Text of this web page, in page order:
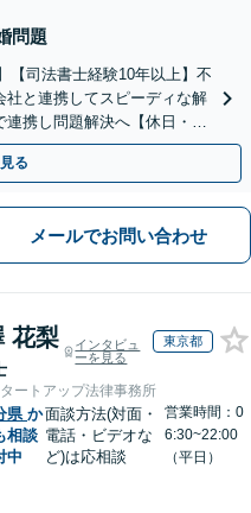
問題
【司法書士経験10年以上】不
と連携してスピーディな解
携し問題解決へ【休日・夜
1分】
る
メールでお問い合わせ
花梨
インタビュ
ーを見る
東京都
ートアップ法律事務所
県 か
相談
中
面談方法(対面・
電話・ビデオな
ど)は応相談
営業時間：0
6:30~22:00
（平日）